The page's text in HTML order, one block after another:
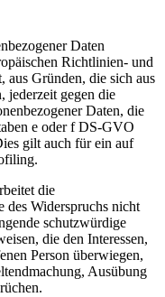
Daten
Richtlinien- und
aus Gründen, die sich aus
jederzeit gegen die
Daten, die
e oder f DS-GVO
gilt auch für ein auf
die
des Widerspruchs nicht
schutzwürdige
die den Interessen,
Person überwiegen,
Ausübung